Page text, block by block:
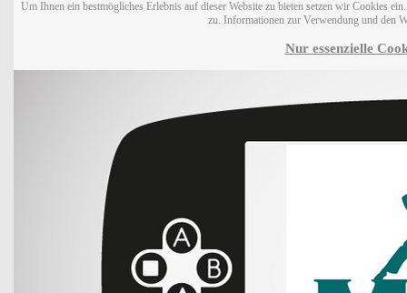
Um Ihnen ein bestmögliches Erlebnis auf dieser Website zu bieten setzen wir Cookies
zu. Informationen zur Verwendung und den
Nur essenzielle